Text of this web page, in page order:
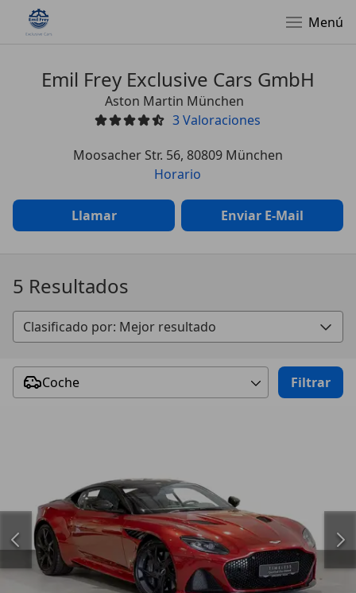
Menú
Emil Frey Exclusive Cars GmbH
Aston Martin München
3 Valoraciones
Moosacher Str. 56, 80809 München
Horario
Llamar Enviar E-Mail
5 Resultados
Coche Filtrar